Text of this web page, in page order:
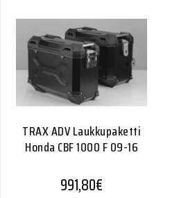
TRAX ADV Laukkupaketti
Honda CBF 1000 F 09-16
991,80€